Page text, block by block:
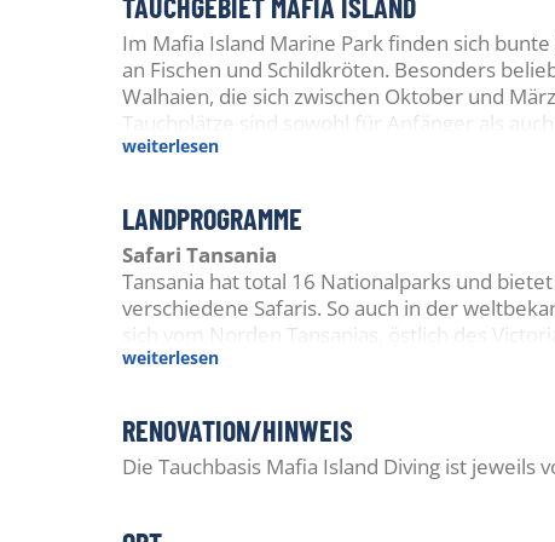
Im Mafia Island Marine Park finden sich
an Fischen und Schildkröten. Besonders
Walhaien, die sich zwischen Oktober und
Tauchplätze sind sowohl für Anfänger als
auch im Makro-Bereich allerhand an Raritäten.
weiterlesen
LANDPROGRAMME
Safari Tansania
Tansania hat total 16 Nationalparks und
verschiedene Safaris. So auch in der
sich vom Norden Tansanias, östlich des
vielen Tieren eine Heimat. Mafia Island kann
weiterlesen
RENOVATION/HINWEIS
Die Tauchbasis Mafia Island Diving ist jeweils